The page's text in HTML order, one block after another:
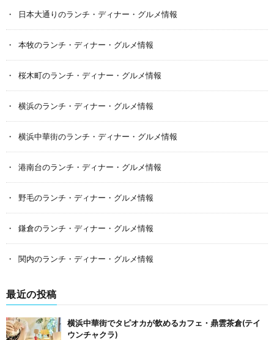
日本大通りのランチ・ディナー・グルメ情報
本牧のランチ・ディナー・グルメ情報
桜木町のランチ・ディナー・グルメ情報
横浜のランチ・ディナー・グルメ情報
横浜中華街のランチ・ディナー・グルメ情報
港南台のランチ・ディナー・グルメ情報
野毛のランチ・ディナー・グルメ情報
鎌倉のランチ・ディナー・グルメ情報
関内のランチ・ディナー・グルメ情報
最近の投稿
横浜中華街でタピオカが飲めるカフェ・鼎雲茶倉(テイ
ウンチャクラ)